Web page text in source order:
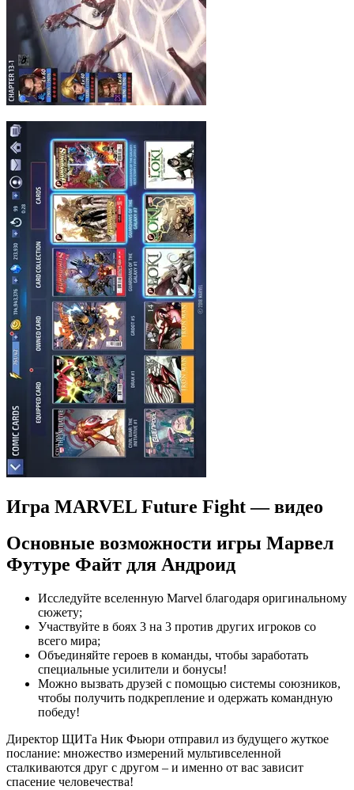
Игра MARVEL Future Fight — видео
Основные возможности игры Марвел
Футуре Файт для Андроид
Исследуйте вселенную Marvel благодаря оригинальному
сюжету;
Участвуйте в боях 3 на 3 против других игроков со
всего мира;
Объединяйте героев в команды, чтобы заработать
специальные усилители и бонусы!
Можно вызвать друзей с помощью системы союзников,
чтобы получить подкрепление и одержать командную
победу!
Директор ЩИТа Ник Фьюри отправил из будущего жуткое
послание: множество измерений мультивселенной
сталкиваются друг с другом – и именно от вас зависит
спасение человечества!